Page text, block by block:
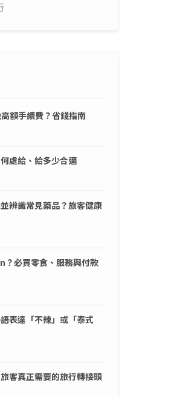
額手續費？省錢指南
處給、給多少合適
辨識常見藥品？旅客健康
必買零食、服務與付款
表達「不辣」或「泰式
客真正需要的旅行轉接頭